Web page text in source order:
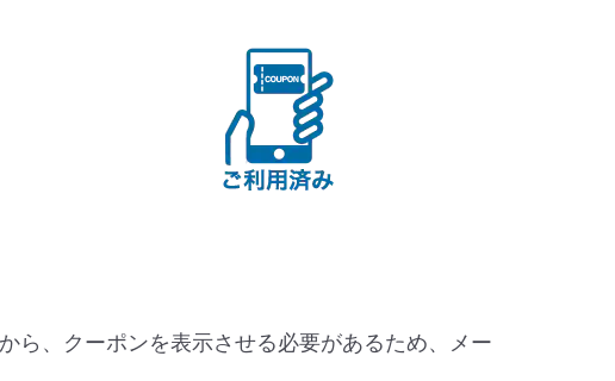
ら、クーポンを表示させる必要があるため、メー